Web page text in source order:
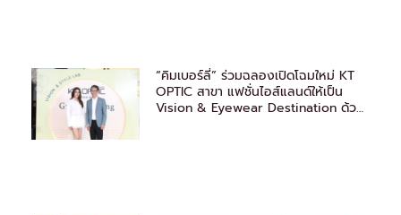
“คิมเบอร์ลี่” ร่วมฉลองเปิดโฉมใหม่ KT
OPTIC สาขา แฟชั่นไอส์แลนด์ให้เป็น
Vision & Eyewear Destination ด้วย